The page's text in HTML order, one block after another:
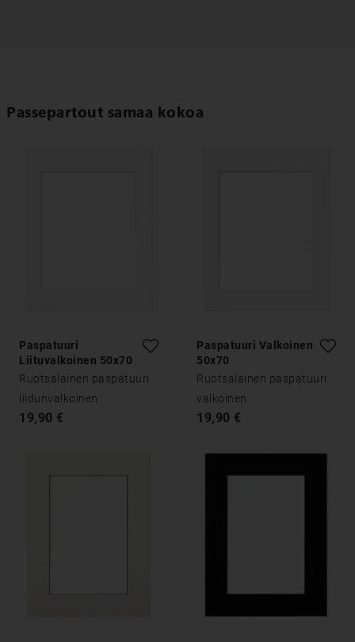
Passepartout samaa kokoa
Paspatuuri
Liituvalkoinen 50x70
Ruotsalainen paspatuuri
liidunvalkoinen
19,90 €
Paspatuuri Valkoinen
50x70
Ruotsalainen paspatuuri
valkoinen
19,90 €